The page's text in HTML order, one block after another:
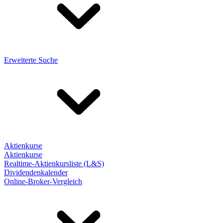
Erweiterte Suche
Aktienkurse
Aktienkurse
Realtime-Aktienkursliste (L&S)
Dividendenkalender
Online-Broker-Vergleich